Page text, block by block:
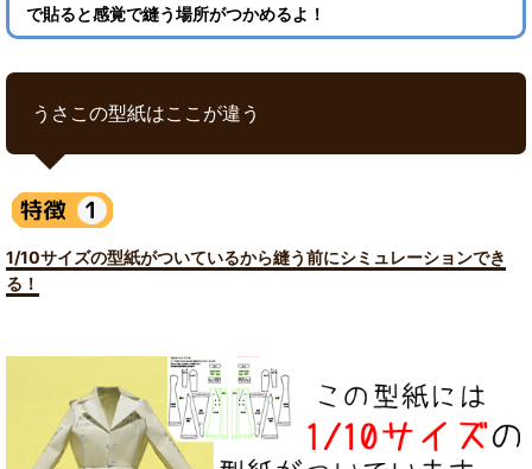
で貼ると感覚で縫う場所がつかめるよ！
うさこの型紙はここが違う
1/10サイズの型紙がついているから縫う前にシミュレーションでき
る！